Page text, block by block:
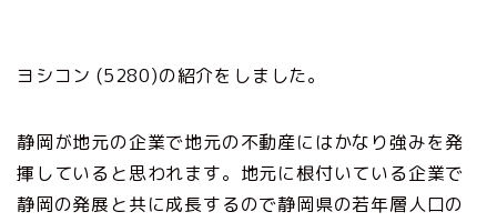
ヨシコン (5280)の紹介をしました。
静岡が地元の企業で地元の不動産にはかなり強みを発
揮していると思われます。地元に根付いている企業で
静岡の発展と共に成長するので静岡県の若年層人口の